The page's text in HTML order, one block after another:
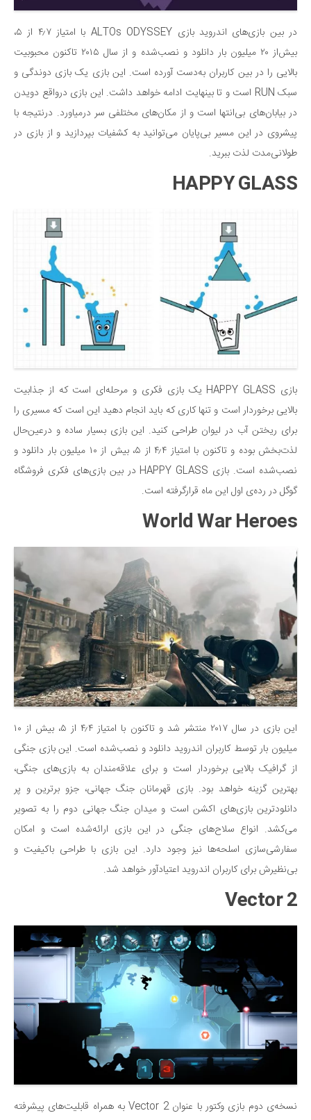
تاریخ
معماری
علمی
فناوری‌ها
نجوم و هوا فضا
زمین و محیط زیست
خودرو
سرگرمی
مسابقه
در بین بازی‌های اندروید بازی ALTOs ODYSSEY با امتیاز ۴٫۷ از ۵،
بیش‌از ۲۰ میلیون‌ بار دانلود و نصب‌شده و از سال ۲۰۱۵ تاکنون محبوبیت
بالایی را در بین کاربران به‌دست آورده است. این بازی یک بازی دوندگی و
سبک RUN است و تا بینهایت ادامه خواهد داشت. این بازی درواقع دویدن
در بیابان‌های بی‌انتها است و از مکان‌های مختلفی سر درمیاورد. درنتیجه با
پیشروی در این مسیر بی‌پایان می‌توانید به کشفیات بپردازید و از بازی در
طولانی‌مدت لذت ببرید.
HAPPY GLASS
بازی HAPPY GLASS یک بازی فکری و مرحله‌ای است که از جذابیت
بالایی برخوردار است و تنها کاری که باید انجام دهید این است که مسیری را
برای ریختن آب در لیوان طراحی کنید. این بازی بسیار ساده و درعین‌حال
لذت‌بخش بوده و تاکنون با امتیاز ۴٫۴ از ۵، بیش از ۱۰ میلیون بار دانلود و
نصب‌شده است. بازی HAPPY GLASS در بین بازی‌های فکری فروشگاه
گوگل در رده‌ی اول این ماه قرارگرفته است.
World War Heroes
این بازی در سال ۲۰۱۷ منتشر شد و تاکنون با امتیاز ۴٫۴ از ۵، بیش از ۱۰
میلیون بار توسط کاربران اندروید دانلود و نصب‌شده است. این بازی جنگی
از گرافیک بالایی برخوردار است و برای علاقه‌مندان به بازی‌های جنگی،
بهترین گزینه خواهد بود. بازی قهرمانان جنگ جهانی، جزو برترین و پر
دانلودترین بازی‌های اکشن است و میدان جنگ جهانی دوم را به تصویر
می‌کشد. انواع سلاح‌های جنگی در این بازی ارائه‌شده است و امکان
سفارشی‌سازی اسلحه‌ها نیز وجود دارد. این بازی با طراحی باکیفیت و
بی‌نظیرش برای کاربران اندروید اعتیادآور خواهد شد.
Vector 2
نسخه‌ی دوم بازی وکتور با عنوان Vector 2 به همراه قابلیت‌های پیشرفته